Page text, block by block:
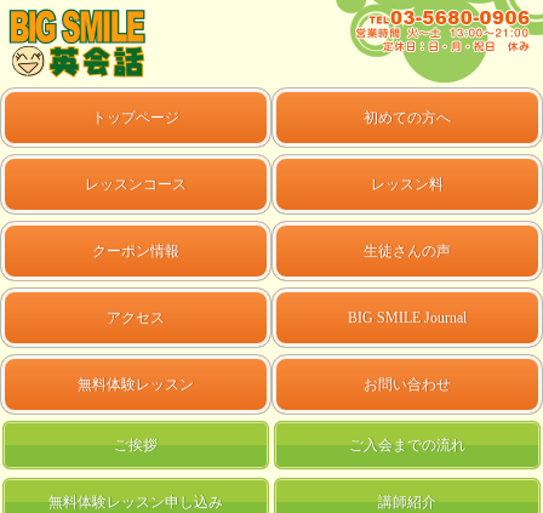
トップページ 初めての方へ
レッスンコース レッスン料
クーポン情報 生徒さんの声
アクセス BIG SMILE Journal
無料体験レッスン お問い合わせ
ご挨拶 ご入会までの流れ
無料体験レッスン申し込み 講師紹介